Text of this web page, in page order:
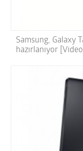
Samsung, Galaxy
hazırlanıyor [Video]